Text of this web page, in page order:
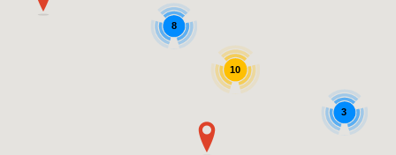
8
3
10